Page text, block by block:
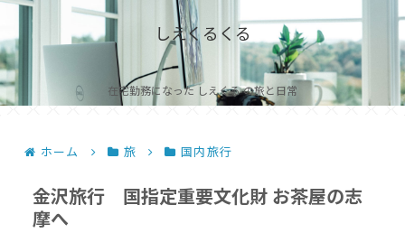
しえくるくる
在宅勤務になった しえくる の旅と日常
ホーム 旅 国内旅行
金沢旅行 国指定重要文化財 お茶屋の志
摩へ